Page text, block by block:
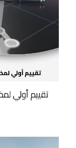
تقييم أولي